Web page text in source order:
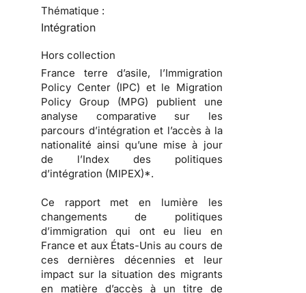
Thématique :
Intégration
Hors collection
France terre d’asile, l’Immigration
Policy Center (IPC) et le Migration
Policy Group (MPG) publient une
analyse comparative sur les
parcours d’intégration et l’accès à la
nationalité ainsi qu’une mise à jour
de l’Index des politiques
d’intégration (MIPEX)*.
Ce rapport met en lumière les
changements de politiques
d’immigration qui ont eu lieu en
France et aux États-Unis au cours de
ces dernières décennies et leur
impact sur la situation des migrants
en matière d’accès à un titre de